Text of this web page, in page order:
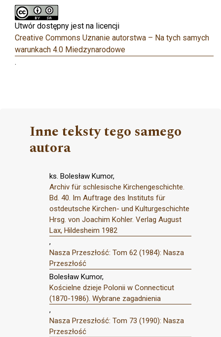
Utwór dostępny jest na licencji
Creative Commons Uznanie autorstwa – Na tych samych
warunkach 4.0 Miedzynarodowe
.
Inne teksty tego samego
autora
ks. Bolesław Kumor,
Archiv für schlesische Kirchengeschichte.
Bd. 40. Im Auftrage des Instituts für
ostdeutsche Kirchen- und Kulturgeschichte
Hrsg. von Joachim Kohler. Verlag August
Lax, Hildesheim 1982
,
Nasza Przeszłość: Tom 62 (1984): Nasza
Przeszłość
Bolesław Kumor,
Kościelne dzieje Polonii w Connecticut
(1870-1986). Wybrane zagadnienia
,
Nasza Przeszłość: Tom 73 (1990): Nasza
Przeszłość